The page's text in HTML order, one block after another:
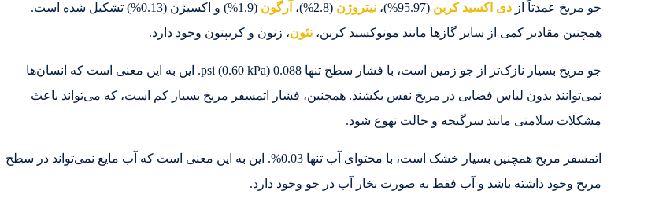
جو مریخ عمدتاً از دی اکسید کربن (95.97%)، نیتروژن (2.8%)، آرگون
(1.9%) و اکسیژن (0.13%) تشکیل شده است.
همچنین مقادیر کمی از سایر گازها مانند مونوکسید کربن، نئون، زنون و کریپتون وجود دارد.
جو مریخ بسیار نازک‌تر از جو زمین است، با فشار سطح تنها 0.088 psi (0.60 kPa). این به این معنی است که انسان‌ها
نمی‌توانند بدون لباس فضایی در مریخ نفس بکشند. همچنین، فشار اتمسفر مریخ بسیار کم است، که می‌تواند باعث
مشکلات سلامتی مانند سرگیجه و حالت تهوع شود.
اتمسفر مریخ همچنین بسیار خشک است، با محتوای آب تنها 0.03%. این به این معنی است که آب مایع نمی‌تواند در سطح
مریخ وجود داشته باشد و آب فقط به صورت بخار آب در جو وجود دارد.